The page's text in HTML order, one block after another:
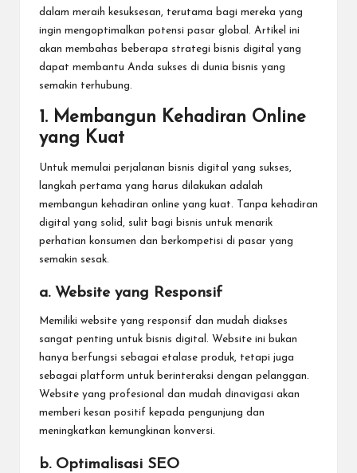
dalam meraih kesuksesan, terutama bagi mereka yang
ingin mengoptimalkan potensi pasar global. Artikel ini
akan membahas beberapa strategi bisnis digital yang
dapat membantu Anda sukses di dunia bisnis yang
semakin terhubung.
1. Membangun Kehadiran Online
yang Kuat
Untuk memulai perjalanan bisnis digital yang sukses,
langkah pertama yang harus dilakukan adalah
membangun kehadiran online yang kuat. Tanpa kehadiran
digital yang solid, sulit bagi bisnis untuk menarik
perhatian konsumen dan berkompetisi di pasar yang
semakin sesak.
a. Website yang Responsif
Memiliki website yang responsif dan mudah diakses
sangat penting untuk bisnis digital. Website ini bukan
hanya berfungsi sebagai etalase produk, tetapi juga
sebagai platform untuk berinteraksi dengan pelanggan.
Website yang profesional dan mudah dinavigasi akan
memberi kesan positif kepada pengunjung dan
meningkatkan kemungkinan konversi.
b. Optimalisasi SEO